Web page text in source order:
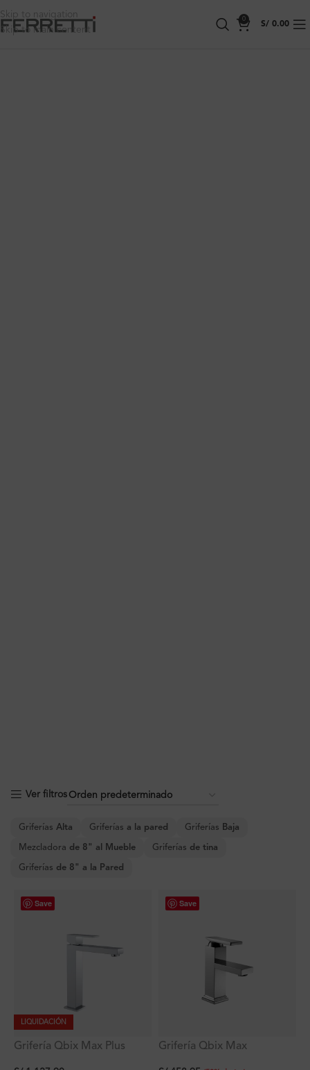
Skip to navigation
Skip to main content
0
S/ 0.00
Ver filtros
Griferías Alta Griferías a la pared Griferías Baja
Mezcladora de 8" al Mueble Griferías de tina
Griferías de 8" a la Pared
Save
LIQUIDACIÓN
Grifería Qbix Max Plus
Save
Grifería Qbix Max